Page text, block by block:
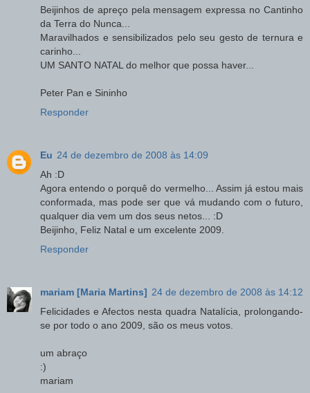
Beijinhos de apreço pela mensagem expressa no Cantinho
da Terra do Nunca...
Maravilhados e sensibilizados pelo seu gesto de ternura e
carinho...
UM SANTO NATAL do melhor que possa haver...
Peter Pan e Sininho
Responder
Eu 24 de dezembro de 2008 às 14:09
Ah :D
Agora entendo o porquê do vermelho... Assim já estou mais
conformada, mas pode ser que vá mudando com o futuro,
qualquer dia vem um dos seus netos... :D
Beijinho, Feliz Natal e um excelente 2009.
Responder
mariam [Maria Martins] 24 de dezembro de 2008 às 14:12
Felicidades e Afectos nesta quadra Natalícia, prolongando-
se por todo o ano 2009, são os meus votos.
um abraço
:)
mariam